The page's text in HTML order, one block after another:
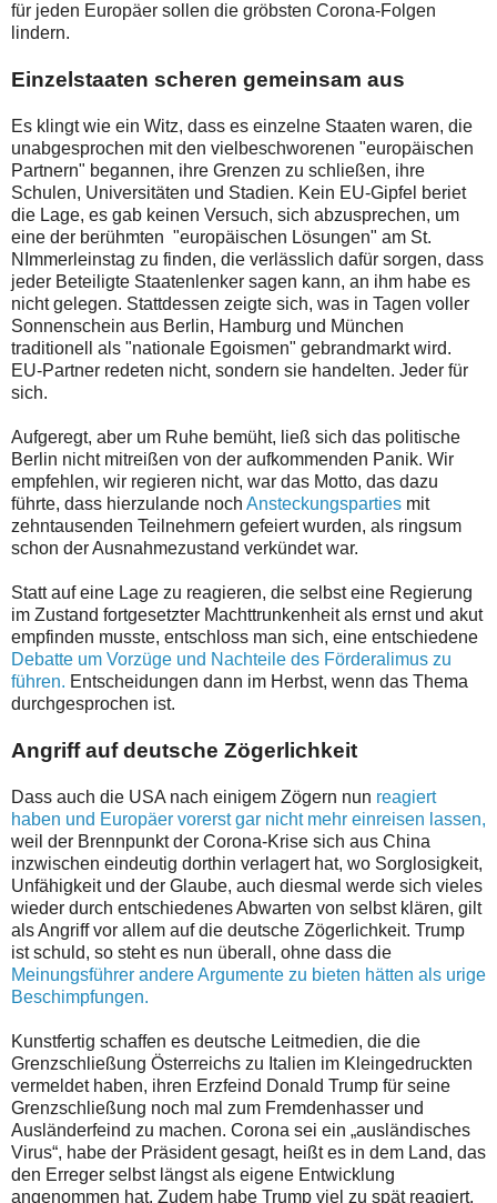
für jeden Europäer sollen die gröbsten Corona-Folgen
lindern.
Einzelstaaten scheren gemeinsam aus
Es klingt wie ein Witz, dass es einzelne Staaten waren, die
unabgesprochen mit den vielbeschworenen "europäischen
Partnern" begannen, ihre Grenzen zu schließen, ihre
Schulen, Universitäten und Stadien. Kein EU-Gipfel beriet
die Lage, es gab keinen Versuch, sich abzusprechen, um
eine der berühmten "europäischen Lösungen" am St.
NImmerleinstag zu finden, die verlässlich dafür sorgen, dass
jeder Beteiligte Staatenlenker sagen kann, an ihm habe es
nicht gelegen. Stattdessen zeigte sich, was in Tagen voller
Sonnenschein aus Berlin, Hamburg und München
traditionell als "nationale Egoismen" gebrandmarkt wird.
EU-Partner redeten nicht, sondern sie handelten. Jeder für
sich.
Aufgeregt, aber um Ruhe bemüht, ließ sich das politische
Berlin nicht mitreißen von der aufkommenden Panik. Wir
empfehlen, wir regieren nicht, war das Motto, das dazu
führte, dass hierzulande noch Ansteckungsparties mit
zehntausenden Teilnehmern gefeiert wurden, als ringsum
schon der Ausnahmezustand verkündet war.
Statt auf eine Lage zu reagieren, die selbst eine Regierung
im Zustand fortgesetzter Machttrunkenheit als ernst und akut
empfinden musste, entschloss man sich, eine entschiedene
Debatte um Vorzüge und Nachteile des Förderalimus zu
führen. Entscheidungen dann im Herbst, wenn das Thema
durchgesprochen ist.
Angriff auf deutsche Zögerlichkeit
Dass auch die USA nach einigem Zögern nun reagiert
haben und Europäer vorerst gar nicht mehr einreisen lassen,
weil der Brennpunkt der Corona-Krise sich aus China
inzwischen eindeutig dorthin verlagert hat, wo Sorglosigkeit,
Unfähigkeit und der Glaube, auch diesmal werde sich vieles
wieder durch entschiedenes Abwarten von selbst klären, gilt
als Angriff vor allem auf die deutsche Zögerlichkeit. Trump
ist schuld, so steht es nun überall, ohne dass die
Meinungsführer andere Argumente zu bieten hätten als urige
Beschimpfungen.
Kunstfertig schaffen es deutsche Leitmedien, die die
Grenzschließung Österreichs zu Italien im Kleingedruckten
vermeldet haben, ihren Erzfeind Donald Trump für seine
Grenzschließung noch mal zum Fremdenhasser und
Ausländerfeind zu machen. Corona sei ein „ausländisches
Virus“, habe der Präsident gesagt, heißt es in dem Land, das
den Erreger selbst längst als eigene Entwicklung
angenommen hat. Zudem habe Trump viel zu spät reagiert,